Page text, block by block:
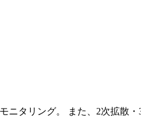
タリング。 また、2次拡散